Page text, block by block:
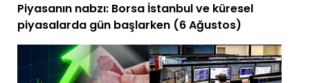
Piyasanın nabzı: Borsa İstanbul ve küresel
piyasalarda gün başlarken (6 Ağustos)